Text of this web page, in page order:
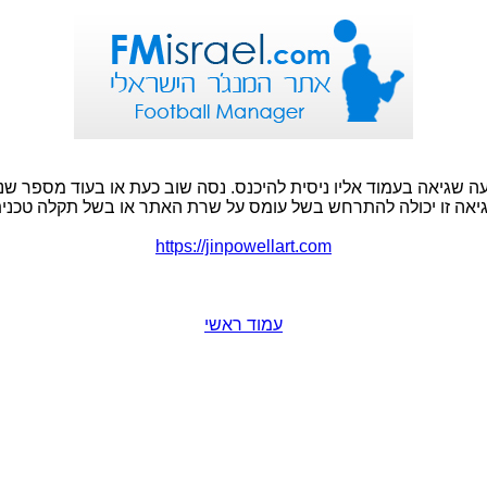
שגיאה בעמוד אליו ניסית להיכנס. נסה שוב כעת או בעוד מספר
זו יכולה להתרחש בשל עומס על שרת האתר או בשל תקלה
https://jinpowellart.com
עמוד ראשי